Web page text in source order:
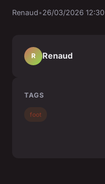
Renaud•26/03/2026 12:30
R Renaud
TAGS
foot